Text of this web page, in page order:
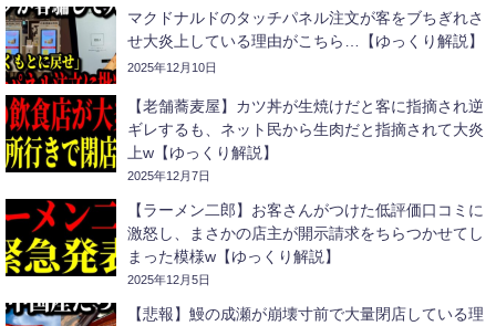
マクドナルドのタッチパネル注文が客をブちぎれさ
せ大炎上している理由がこちら…【ゆっくり解説】
2025年12月10日
【老舗蕎麦屋】カツ丼が生焼けだと客に指摘され逆
ギレするも、ネット民から生肉だと指摘されて大炎
上w【ゆっくり解説】
2025年12月7日
【ラーメン二郎】お客さんがつけた低評価口コミに
激怒し、まさかの店主が開示請求をちらつかせてし
まった模様w【ゆっくり解説】
2025年12月5日
【悲報】鰻の成瀬が崩壊寸前で大量閉店している理